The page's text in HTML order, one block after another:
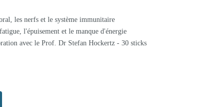
les nerfs et le système immunitaire
l'épuisement et le manque d'énergie
avec le Prof. Dr Stefan Hockertz - 30 sticks